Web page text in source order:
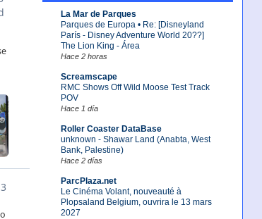
La Mar de Parques
Parques de Europa • Re: [Disneyland
París - Disney Adventure World 20??]
The Lion King - Área
Hace 2 horas
Screamscape
RMC Shows Off Wild Moose Test Track
POV
Hace 1 día
Roller Coaster DataBase
unknown - Shawar Land (Anabta, West
Bank, Palestine)
Hace 2 días
ParcPlaza.net
Le Cinéma Volant, nouveauté à
Plopsaland Belgium, ouvrira le 13 mars
2027